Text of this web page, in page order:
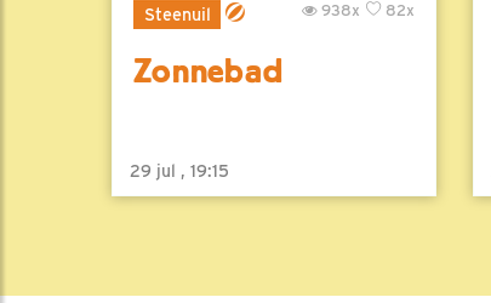
Steenuil 82x
938x
Zonnebad
29 jul , 19:15